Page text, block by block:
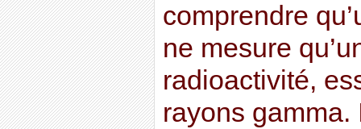
comprendre
ne mesure
radioactivité,
rayons